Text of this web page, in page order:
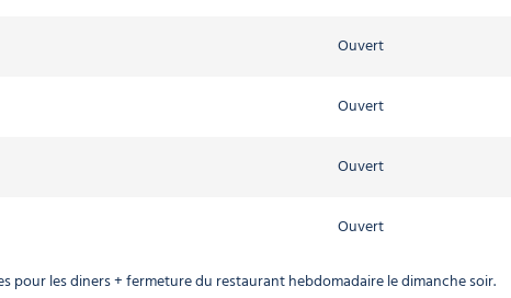
Ouvert
Ouvert
Ouvert
Ouvert
pour les diners + fermeture du restaurant hebdomadaire le dimanche soir.
Ouvert
Ouvert
Ouvert
Ouvert